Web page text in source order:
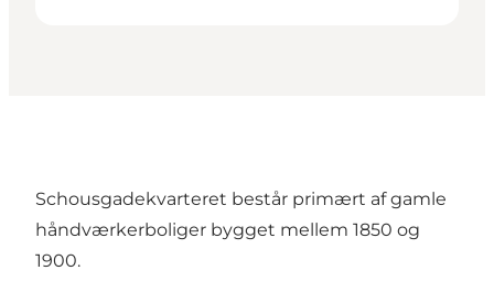
Schousgadekvarteret består primært af gamle
håndværkerboliger bygget mellem 1850 og
1900.